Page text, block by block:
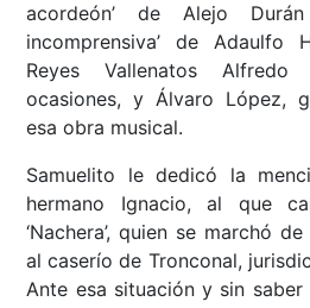
acordeón’ de Alejo
incomprensiva’ de Adaulfo
Reyes Vallenatos
ocasiones, y Álvaro López,
esa obra musical.
Samuelito le dedicó la
hermano Ignacio, al que
‘Nachera’, quien se marchó
al caserío de Tronconal,
Ante esa situación y sin